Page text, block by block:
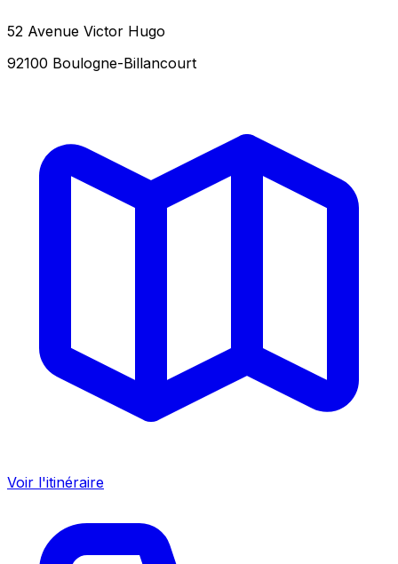
52 Avenue Victor Hugo
92100 Boulogne-Billancourt
Voir l'itinéraire